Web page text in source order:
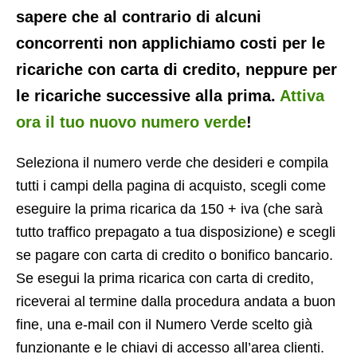
sapere che al contrario di alcuni
concorrenti non applichiamo costi per le
ricariche con carta di credito, neppure per
le ricariche successive alla prima. Attiva
ora il tuo nuovo numero verde!
Seleziona il numero verde che desideri e compila
tutti i campi della pagina di acquisto, scegli come
eseguire la prima ricarica da 150 + iva (che sarà
tutto traffico prepagato a tua disposizione) e scegli
se pagare con carta di credito o bonifico bancario.
Se esegui la prima ricarica con carta di credito,
riceverai al termine dalla procedura andata a buon
fine, una e-mail con il Numero Verde scelto già
funzionante e le chiavi di accesso all’area clienti.